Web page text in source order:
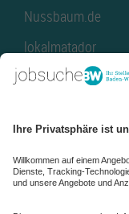
Nussbaum.de
lokalmatador
kaufinBW
NussbaumID
Nussbaum Medien